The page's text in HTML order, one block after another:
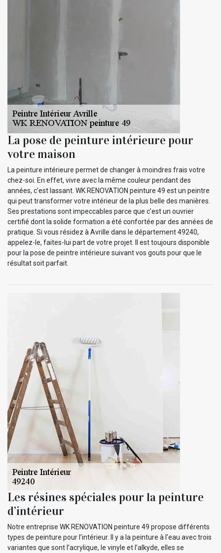
La pose de peinture intérieure pour
votre maison
La peinture intérieure permet de changer à moindres frais votre
chez-soi. En effet, vivre avec la même couleur pendant des
années, c’est lassant. WK RENOVATION peinture 49 est un peintre
qui peut transformer votre intérieur de la plus belle des manières.
Ses prestations sont impeccables parce que c’est un ouvrier
certifié dont la solide formation a été confortée par des années de
pratique. Si vous résidez à Avrille dans le département 49240,
appelez-le, faites-lui part de votre projet. Il est toujours disponible
pour la pose de peintre intérieure suivant vos gouts pour que le
résultat soit parfait.
Les résines spéciales pour la peinture
d’intérieur
Notre entreprise WK RENOVATION peinture 49 propose différents
types de peinture pour l’intérieur. Il y a la peinture à l’eau avec trois
variantes que sont l’acrylique, le vinyle et l’alkyde, elles se